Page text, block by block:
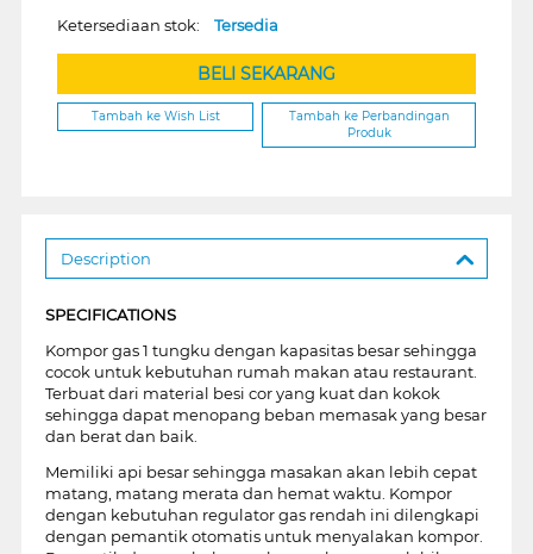
Ketersediaan stok: Tersedia
BELI SEKARANG
Tambah ke Wish List
Tambah ke Perbandingan
Produk
Description
SPECIFICATIONS
Kompor gas 1 tungku dengan kapasitas besar sehingga
cocok untuk kebutuhan rumah makan atau restaurant.
Terbuat dari material besi cor yang kuat dan kokok
sehingga dapat menopang beban memasak yang besar
dan berat dan baik.
Memiliki api besar sehingga masakan akan lebih cepat
matang, matang merata dan hemat waktu. Kompor
dengan kebutuhan regulator gas rendah ini dilengkapi
dengan pemantik otomatis untuk menyalakan kompor.